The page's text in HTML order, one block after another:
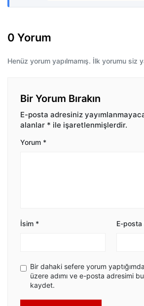
0 Yorum
Henüz yorum yapılmamış. İlk yorumu siz
Bir Yorum Bırakın
E-posta adresiniz
alanlar * ile işaretlenmişlerdir.
Yorum *
İsim * E-posta
Bir dahaki sefere yorum
üzere adımı ve e-posta adresimi bu
kaydet.